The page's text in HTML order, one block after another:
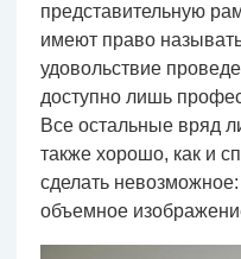
представительную
имеют право
удовольствие
доступно лишь
Все остальные вряд
также хорошо, как и
сделать
объемное